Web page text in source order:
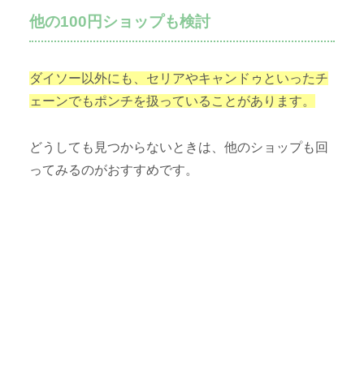
他の100円ショップも検討
ダイソー以外にも、セリアやキャンドゥといったチ
ェーンでもポンチを扱っていることがあります。
どうしても見つからないときは、他のショップも回
ってみるのがおすすめです。